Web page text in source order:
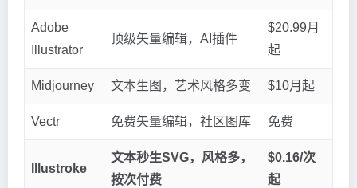
Adobe
Illustrator
顶级矢量编辑，AI插件
$20.99月
起
Midjourney 文本生图，艺术风格多变 $10月起
Vectr 免费矢量编辑，社区图库 免费
Illustroke
文本秒生SVG，风格多，
按次付费
$0.16/次
起